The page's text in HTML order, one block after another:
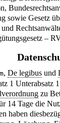
sowie Gesetz
–
, De legibus und
1 Unterabsatz
zu
14 Tage die
haben